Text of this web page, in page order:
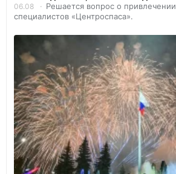
06.08
Решается вопрос о привлечении
специалистов «Центроспаса».